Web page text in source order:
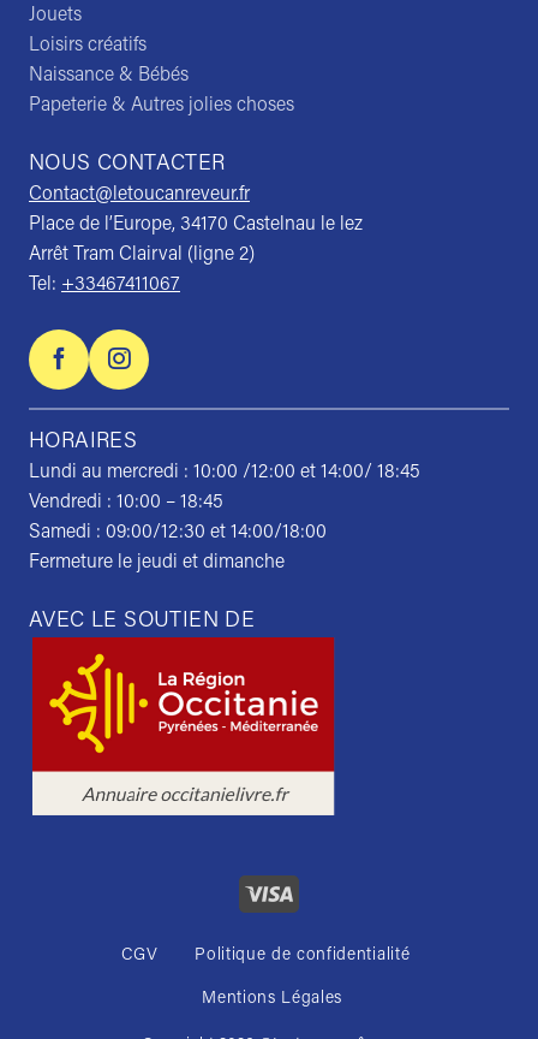
Jouets
Loisirs créatifs
Naissance & Bébés
Papeterie & Autres jolies choses
NOUS CONTACTER
Contact@letoucanreveur.fr
Place de l’Europe, 34170 Castelnau le lez
Arrêt Tram Clairval (ligne 2)
Tel: +33467411067
HORAIRES
Lundi au mercredi : 10:00 /12:00 et 14:00/ 18:45
Vendredi : 10:00 – 18:45
Samedi : 09:00/12:30 et 14:00/18:00
Fermeture le jeudi et dimanche
AVEC LE SOUTIEN DE
CGV Politique de confidentialité
Mentions Légales